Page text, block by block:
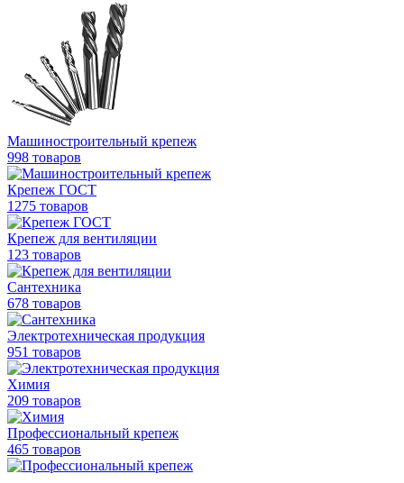
Машиностроительный крепеж
998 товаров
Крепеж ГОСТ
1275 товаров
Крепеж для вентиляции
123 товаров
Сантехника
678 товаров
Электротехническая продукция
951 товаров
Химия
209 товаров
Профессиональный крепеж
465 товаров